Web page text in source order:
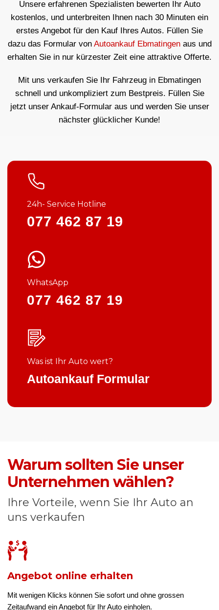
Unsere erfahrenen Spezialisten bewerten Ihr Auto
kostenlos, und unterbreiten Ihnen nach 30 Minuten ein
erstes Angebot für den Kauf Ihres Autos. Füllen Sie
dazu das Formular von Autoankauf Ebmatingenaus und
erhalten Sie in nur kürzester Zeit eine attraktive Offerte.
Mit uns verkaufen Sie Ihr Fahrzeug in Ebmatingen
schnell und unkompliziert zum Bestpreis. Füllen Sie
jetzt unser Ankauf-Formular aus und werden Sie unser
nächster glücklicher Kunde!
24h- Service Hotline
077 462 87 19
WhatsApp
077 462 87 19
Was ist Ihr Auto wert?
Autoankauf Formular
Warum sollten Sie unser
Unternehmen wählen?
Ihre Vorteile, wenn Sie Ihr Auto an
uns verkaufen
Angebot online erhalten
Mit wenigen Klicks können Sie sofort und ohne grossen
Zeitaufwand ein Angebot für Ihr Auto einholen.